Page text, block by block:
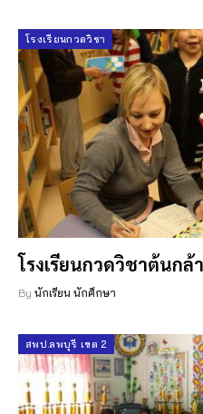
โรงเรียนกวดวิชา
โรงเรียนกวดวิชาต้นก
By นักเรียน นักศึกษา
สพป.ลพบุรี เขต 2